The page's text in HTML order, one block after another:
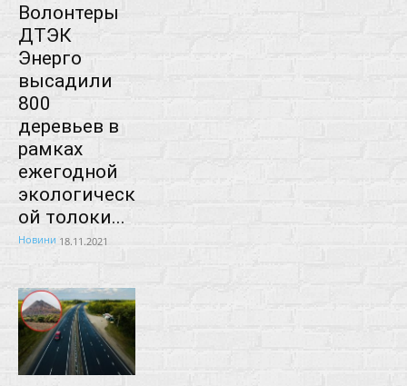
Волонтеры
ДТЭК
Энерго
высадили
800
деревьев в
рамках
ежегодной
экологическ
ой толоки...
Новини 18.11.2021